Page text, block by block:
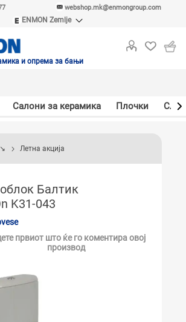
webshop.mk@enmongroup.com
ENMON Zemlje
ENMON MKD
и опрема за бањи
Салони за керамика Плочки
Летна акција
Балтик
K31-043
првиот што ќе го коментира овој
производ